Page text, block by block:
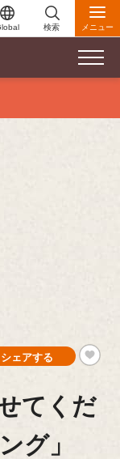
検索 メニュー
シェアする
てくだ
グ」